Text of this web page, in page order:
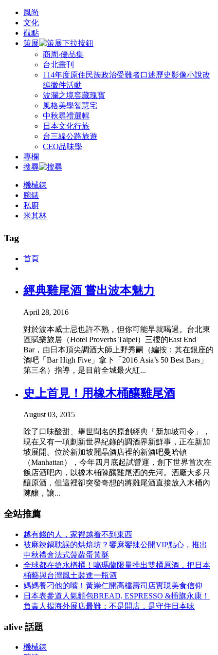
風尚
文化
觀點
策展
商周‧優品集
台北畫刊
114年度原住民族政治受難者口述歷史影像小說改
編徵件活動
波瀾之境窖藏瑰寶
風格美學智慧宅
中秋尋禮選輯
日本文化行旅
台三線公路旅遊
CEO品味學
專欄
搜尋
機械錶
腕錶
私廚
米其林
Tag
首頁
經典雞尾酒 嘗出波本魅力
April 28, 2016
對於波本威士忌也許不熟，但你可能早就喝過。台北東
區賦樂旅居（Hotel Proverbs Taipei）三樓的East End
Bar，由日本頂尖調酒大師上野秀嗣（編按：其在銀座的
酒吧「Bar High Five」拿下「2016 Asia’s 50 Best Bars」
第三名）指導，是目前全城最火紅...
史上首見！用橡木桶釀雞尾酒
August 03, 2015
除了口味酸甜、舉世聞名的原創經典「新加坡司令」，
現在又有一項劃新世界紀錄的調酒界新鮮事，正在新加
坡展開。位於新加坡麗晶酒店裡的新酒吧曼哈頓
（Manhattan），今年四月底起試營運，創下世界首次在
飯店酒吧內，以橡木桶陳釀雞尾酒的先河。酒廠大多只
釀原酒，但這裡卻突發奇想的將雞尾酒直接放入木桶內
陳釀，讓...
全站推薦
越有錢的人，家裡越看不到東西
被麻辣鍋耽誤的烘焙坊？饗麻饗辣公開VIP點心，推出
中秋禮盒法式菠蘿蛋黃酥
全球都在搶水楢桶！噶瑪蘭限量推出雙桶原酒，把日本
桶藝與台灣風土裝進一瓶酒
媽媽養刁他的嘴！黃崇仁開高檔壽司店實現美食信仰
日本表參道人氣麵包BREAD, ESPRESSO &插旗永康！
負責人揭海外展店最難：不是開店，是守住日本味
alive 話題
機械錶